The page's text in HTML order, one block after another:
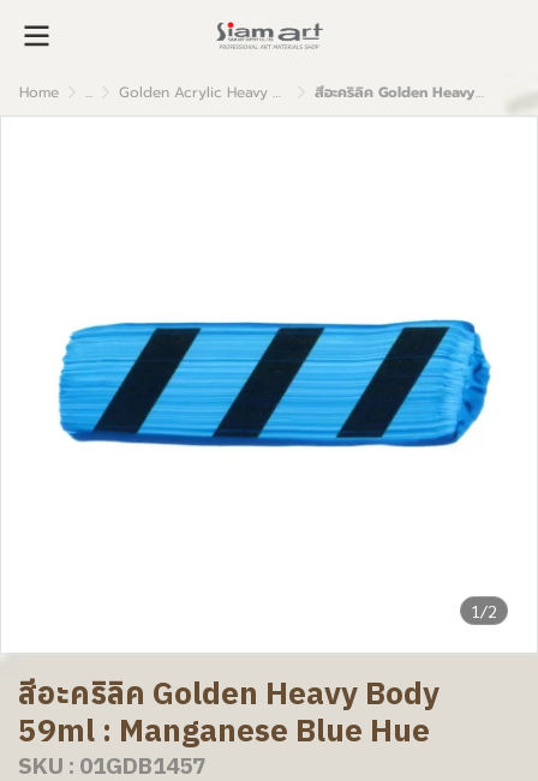
Home ... Golden Acrylic Heavy Body สีอะคริลิค Golden Heavy Body 59ml : Manganese Blue Hue
1/2
สีอะคริลิค Golden Heavy Body
59ml : Manganese Blue Hue
SKU : 01GDB1457